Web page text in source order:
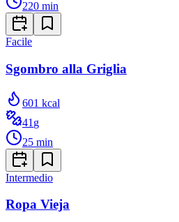
220 min
Facile
Sgombro alla Griglia
601 kcal
41 g
25 min
Intermedio
Ropa Vieja